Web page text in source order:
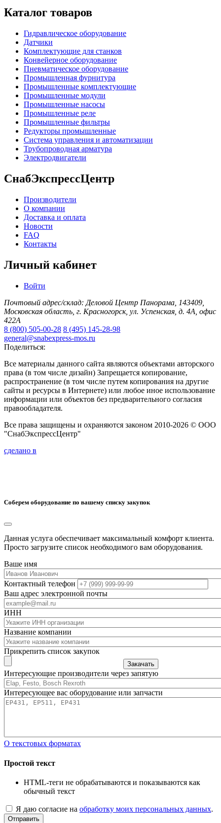
Каталог товаров
Гидравлическое оборудование
Датчики
Комплектующие для станков
Конвейерное оборудование
Пневматическое оборудование
Промышленная фурнитура
Промышленные комплектующие
Промышленные модули
Промышленные насосы
Промышленные реле
Промышленные фильтры
Редукторы промышленные
Система управления и автоматизации
Трубопроводная арматура
Электродвигатели
СнабЭкспрессЦентр
Производители
О компании
Доставка и оплата
Новости
FAQ
Контакты
Личный кабинет
Войти
Почтовый адрес/склад: Деловой Центр Панорама, 143409,
Московская область, г. Красногорск, ул. Успенская, д. 4А, офис
422А
8 (800) 505-00-28 8 (495) 145-28-98
general@snabexpress-mos.ru
Поделиться:
Все материалы данного сайта являются объектами авторского
права (в том числе дизайн) Запрещается копирование,
распространение (в том числе путем копирования на другие
сайты и ресурсы в Интернете) или любое иное использование
информации или объектов без предварительного согласия
правообладателя.
Все права защищены и охраняются законом 2010-2026 © ООО
"СнабЭкспрессЦентр"
сделано в
Соберем оборудование по вашему списку закупок
Данная услуга обеспечивает максимальный комфорт клиента.
Просто загрузите список необходимого вам оборудования.
Ваше имя
Контактный телефон
Ваш адрес электронной почты
ИНН
Название компании
Прикрепить список закупок
Закачать
Интересующие производители через запятую
Интересующее вас оборудование или запчасти
О текстовых форматах
Простой текст
HTML-теги не обрабатываются и показываются как
обычный текст
Я даю согласие на обработку моих персональных данных.
Отправить